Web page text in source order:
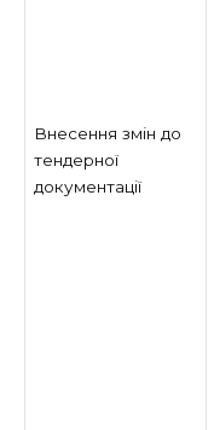
Внесення змін до
тендерної
документації